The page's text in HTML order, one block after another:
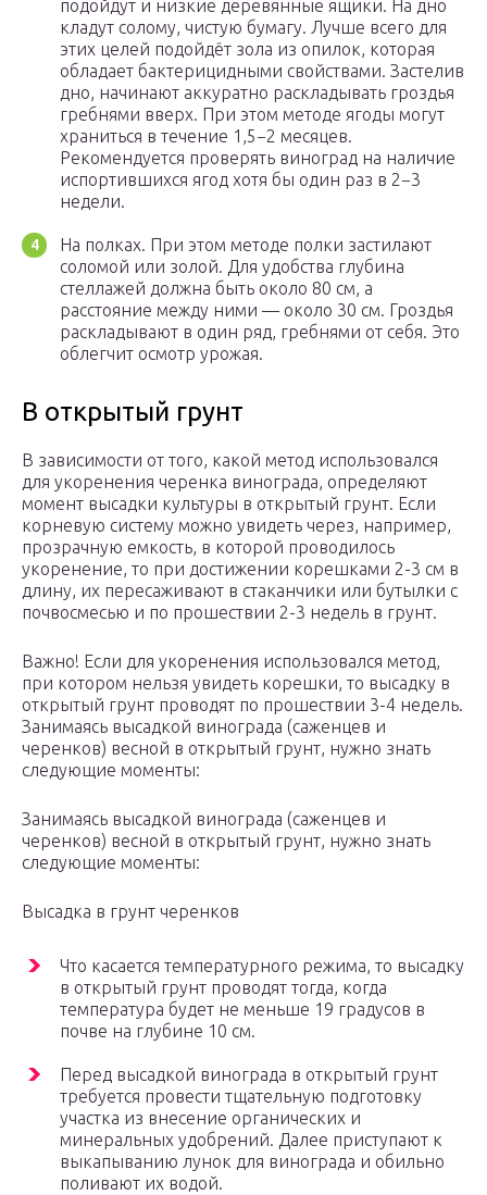
подойдут и низкие деревянные ящики. На дно
кладут солому, чистую бумагу. Лучше всего для
этих целей подойдёт зола из опилок, которая
обладает бактерицидными свойствами. Застелив
дно, начинают аккуратно раскладывать гроздья
гребнями вверх. При этом методе ягоды могут
храниться в течение 1,5−2 месяцев.
Рекомендуется проверять виноград на наличие
испортившихся ягод хотя бы один раз в 2−3
недели.
На полках. При этом методе полки застилают
соломой или золой. Для удобства глубина
стеллажей должна быть около 80 см, а
расстояние между ними — около 30 см. Гроздья
раскладывают в один ряд, гребнями от себя. Это
облегчит осмотр урожая.
В открытый грунт
В зависимости от того, какой метод использовался
для укоренения черенка винограда, определяют
момент высадки культуры в открытый грунт. Если
корневую систему можно увидеть через, например,
прозрачную емкость, в которой проводилось
укоренение, то при достижении корешками 2-3 см в
длину, их пересаживают в стаканчики или бутылки с
почвосмесью и по прошествии 2-3 недель в грунт.
Важно! Если для укоренения использовался метод,
при котором нельзя увидеть корешки, то высадку в
открытый грунт проводят по прошествии 3-4 недель.
Занимаясь высадкой винограда (саженцев и
черенков) весной в открытый грунт, нужно знать
следующие моменты:
Занимаясь высадкой винограда (саженцев и
черенков) весной в открытый грунт, нужно знать
следующие моменты:
Высадка в грунт черенков
Что касается температурного режима, то высадку
в открытый грунт проводят тогда, когда
температура будет не меньше 19 градусов в
почве на глубине 10 см.
Перед высадкой винограда в открытый грунт
требуется провести тщательную подготовку
участка из внесение органических и
минеральных удобрений. Далее приступают к
выкапыванию лунок для винограда и обильно
поливают их водой.